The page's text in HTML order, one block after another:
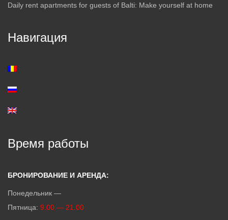
Daily rent apartments for guests of Balti: Make yourself at home
Навигация
Время работы
БРОНИРОВАНИЕ И АРЕНДА:
Понедельник —
Пятница: 9.00 — 21.00